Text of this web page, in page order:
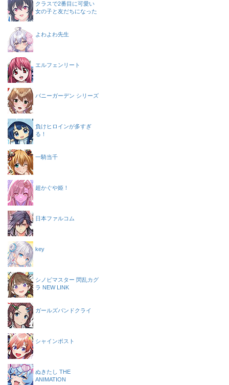
クラスで2番目に可愛い
女の子と友だちになった
よわよわ先生
エルフェンリート
バニーガーデン シリーズ
負けヒロインが多すぎ
る！
一騎当千
超かぐや姫！
日本ファルコム
key
シノビマスター 閃乱カグ
ラ NEW LINK
ガールズバンドクライ
シャインポスト
ぬきたし THE
ANIMATION